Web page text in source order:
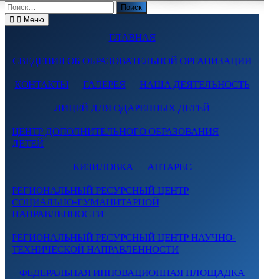
Поиск
по:
Меню
ГЛАВНАЯ
СВЕДЕНИЯ ОБ ОБРАЗОВАТЕЛЬНОЙ ОРГАНИЗАЦИИ
КОНТАКТЫ ГАЛЕРЕЯ НАША ДЕЯТЕЛЬНОСТЬ
ЛИЦЕЙ ДЛЯ ОДАРЕННЫХ ДЕТЕЙ
ЦЕНТР ДОПОЛНИТЕЛЬНОГО ОБРАЗОВАНИЯ
ДЕТЕЙ
КИЗИЛОВКА АНТАРЕС
РЕГИОНАЛЬНЫЙ РЕСУРСНЫЙ ЦЕНТР
СОЦИАЛЬНО-ГУМАНИТАРНОЙ
НАПРАВЛЕННОСТИ
РЕГИОНАЛЬНЫЙ РЕСУРСНЫЙ ЦЕНТР НАУЧНО-
ТЕХНИЧЕСКОЙ НАПРАВЛЕННОСТИ
ФЕДЕРАЛЬНАЯ ИННОВАЦИОННАЯ ПЛОЩАДКА